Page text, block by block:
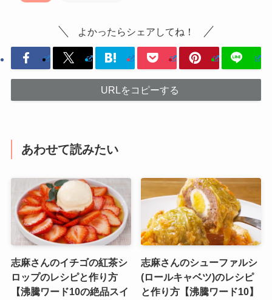
よかったらシェアしてね！
URLをコピーする
あわせて読みたい
志麻さんのイチゴの紅茶シ
ロップのレシピと作り方
【沸騰ワード10の絶品スイ
志麻さんのシューファルシ
(ロールキャベツ)のレシピ
と作り方【沸騰ワード10】